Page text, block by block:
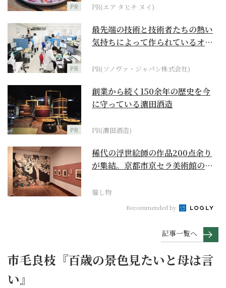
PR PR(エア タヒチ ヌイ)
PR
最先端の技術と技術者たちの熱い
気持ちによって作られているオー
PR(ソノヴァ・ジャパン株式会社)
PR
創業から続く150余年の歴史を今
に守っている濵田酒造
PR(濵田酒造)
稀代の浮世絵師の作品200点余り
が集結。京都市京セラ美術館の
催し物
Recommended by
記事一覧へ
市毛良枝『百歳の景色見たいと母は言
い』